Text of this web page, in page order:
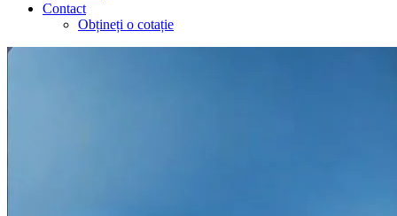
Contact
Obțineți o cotație